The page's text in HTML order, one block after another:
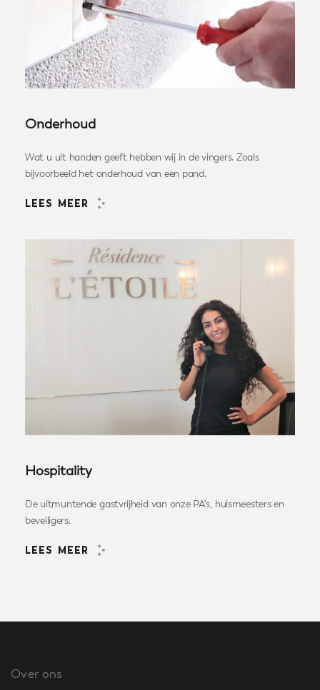
Onderhoud
Wat u uit handen geeft hebben wij in de vingers. Zoals
bijvoorbeeld het onderhoud van een pand.
LEES MEER
Hospitality
De uitmuntende gastvrijheid van onze PA's, huismeesters en
beveiligers.
LEES MEER
Over ons